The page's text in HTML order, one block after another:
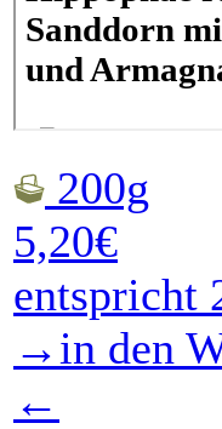
200g
5,20€
entspricht
→in den
←